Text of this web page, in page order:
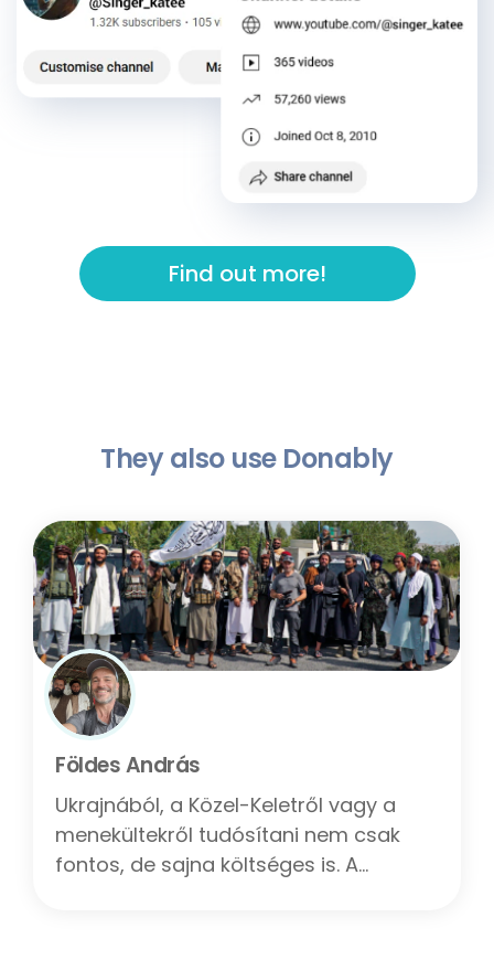
Find out more!
They also use Donably
Földes András
Ukrajnából, a Közel-Keletről vagy a
menekültekről tudósítani nem csak
fontos, de sajna költséges is. A